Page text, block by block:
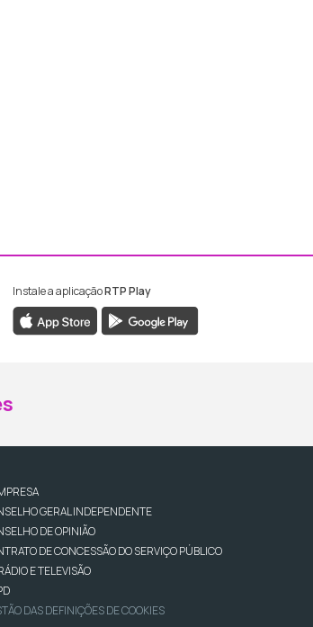
Madeira
RTP Madeira
Instale a aplicaçãoRTP Play
GERAL INDEPENDENTE
DE OPINIÃO
DE CONCESSÃO DO SERVIÇO PÚBLICO
E TELEVISÃO
DAS DEFINIÇÕES DE COOKIES